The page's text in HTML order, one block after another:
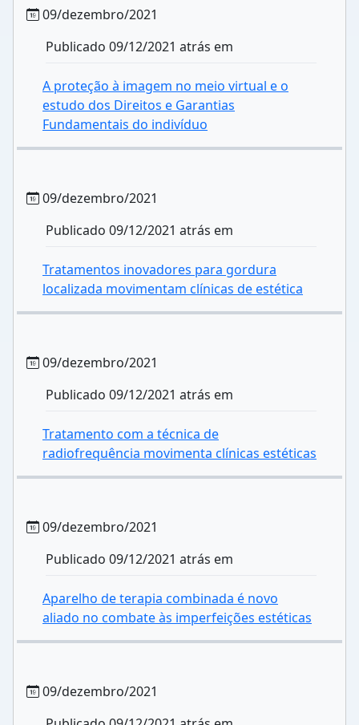
09/dezembro/2021
Publicado 09/12/2021 atrás em
A proteção à imagem no meio virtual e o
estudo dos Direitos e Garantias
Fundamentais do indivíduo
09/dezembro/2021
Publicado 09/12/2021 atrás em
Tratamentos inovadores para gordura
localizada movimentam clínicas de estética
09/dezembro/2021
Publicado 09/12/2021 atrás em
Tratamento com a técnica de
radiofrequência movimenta clínicas estéticas
09/dezembro/2021
Publicado 09/12/2021 atrás em
Aparelho de terapia combinada é novo
aliado no combate às imperfeições estéticas
09/dezembro/2021